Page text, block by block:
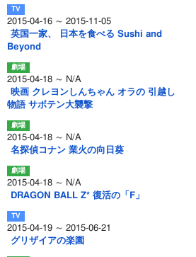
2015-04-16 ～ 2015-11-05
英国一家、 日本を食べる Sushi and
Beyond
2015-04-18 ～ N/A
映画 クレヨンしんちゃん オラの 引越し
物語 サボテン大襲撃
2015-04-18 ～ N/A
名探偵コナン 業火の向日葵
2015-04-18 ～ N/A
DRAGON BALL Z* 復活の「F」
2015-04-19 ～ 2015-06-21
グリザイアの楽園